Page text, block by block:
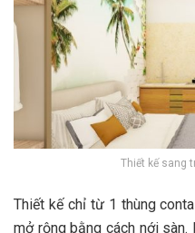
Thiết kế sang
Thiết kế chỉ từ 1 thùng
mở rộng bằng cách nới